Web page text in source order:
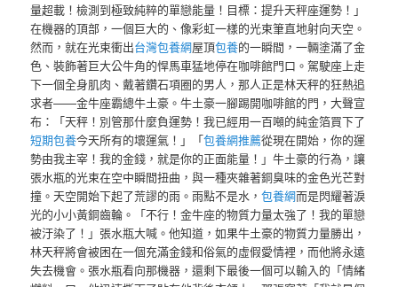
量超載！檢測到極致純粹的單戀能量！目標：提升天秤座運勢！」
在機器的頂部，一個巨大的、像彩虹一樣的光束筆直地射向天空。
然而，就在光束衝出台灣包養網屋頂包養的一瞬間，一輛塗滿了金
色、裝飾著巨大公牛角的悍馬車猛地停在咖啡館門口。駕駛座上走
下一個全身肌肉、戴著鑽石項圈的男人，那人正是林天秤的狂熱追
求者——金牛座霸總牛土豪。牛土豪一腳踢開咖啡館的門，大聲宣
布：「天秤！別管那什麼負運勢！我已經用一百噸的純金箔買下了
短期包養今天所有的壞運氣！」「包養網推薦從現在開始，你的運
勢由我主宰！我的金錢，就是你的正面能量！」牛土豪的行為，讓
張水瓶的光束在空中瞬間扭曲，與一種夾雜著銅臭味的金色光芒對
撞。天空開始下起了荒謬的雨。雨點不是水，包養網而是閃耀著淚
光的小小黃銅齒輪。「不行！金牛座的物質力量太強了！我的單戀
被汙染了！」張水瓶大喊。他知道，如果牛土豪的物質力量勝出，
林天秤將會被困在一個充滿金錢和俗氣的虛假愛情裡，而他將永遠
失去機會。張水瓶看向那機器，還剩下最後一個可以輸入的「情緒